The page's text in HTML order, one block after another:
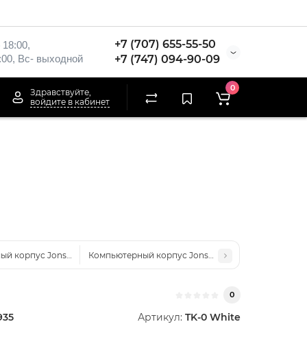
Вс- выходной
+7 (707) 655-55-50
+7 (747) 094-90-09
Здравствуйте,
войдите в кабинет
0
корпус Jonsbo TK-0 Black без Б/ПКомпьютерный корпус Jonsbo Z20 White без Б/П
0
Артикул: TK-0 White